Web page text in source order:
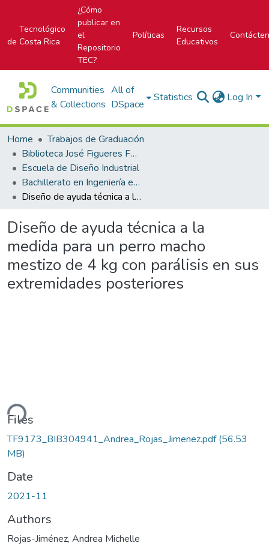
Tecnológico
de Costa Rica
¿Cómo
publicar en
el
Repositorio
TEC?
Políticas
Recursos
Educativos
Communities
& Collections
All of
DSpace
Statistics Log In
Home
Trabajos de Graduación
Biblioteca José Figueres Ferrer
Escuela de Diseño Industrial
Bachillerato en Ingeniería en Diseño Industrial
Diseño de ayuda técnica a la medida para un perro macho mestizo de 4 kg con parálisis en sus extremidades posteriores
Diseño de ayuda técnica a la
medida para un perro macho
mestizo de 4 kg con parálisis en sus
extremidades posteriores
Files
TF9173_BIB304941_Andrea_Rojas_Jimenez.pdf(56.53
MB)
Date
2021-11
Authors
Rojas-Jiménez, Andrea Michelle